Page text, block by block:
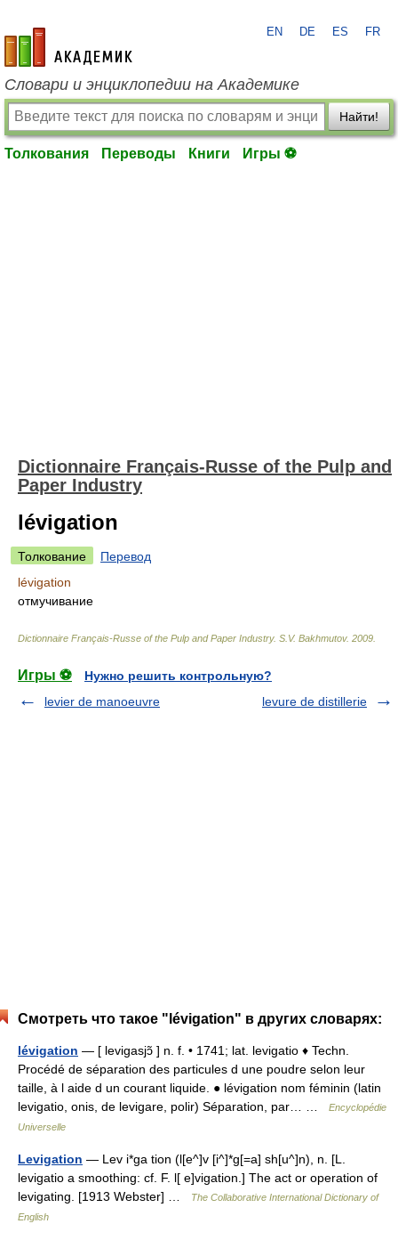
academic.ru
EN DE ES FR
Словари и энциклопедии на Академике
Найти!
Толкования Переводы Книги Игры ⚽
Dictionnaire Français-Russe of the Pulp and
Paper Industry
lévigation
Толкование
Перевод
lévigation
отмучивание
Dictionnaire Français-Russe of the Pulp and Paper Industry. S.V. Bakhmutov. 2009
Игры ⚽
Нужно решить контрольную?
levier de manoeuvre
levure de distillerie
Смотреть что такое "lévigation" в других словарях:
lévigation — [ levigasjɔ̃ ] n. f. • 1741; lat. levigatio ♦ Techn.
Procédé de séparation des particules d une poudre selon leur
taille, à l aide d un courant liquide. ● lévigation nom féminin (latin
levigatio, onis, de levigare, polir) Séparation, par… …
Encyclopédie
Universelle
Levigation — Lev i*ga tion (l[e^]v [i^]*g[=a] sh[u^]n), n. [L.
levigatio a smoothing: cf. F. l[ e]vigation.] The act or operation of
levigating. [1913 Webster] …
The Collaborative International Dictionary of
English